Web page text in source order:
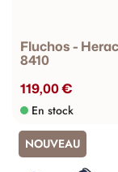
Fluchos -
8410
119,00 €
En stock
NOUVEAU